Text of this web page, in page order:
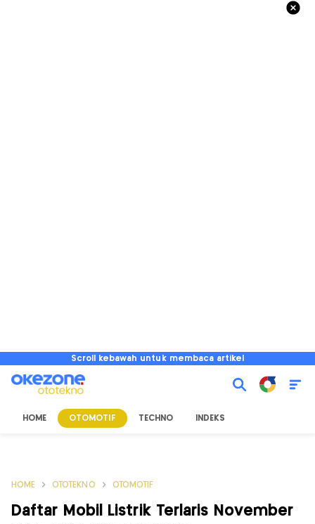
Scroll kebawah untuk membaca artikel
HOME OTOMOTIF TECHNO INDEKS
HOME OTOTEKNO OTOMOTIF
Daftar Mobil Listrik Terlaris November